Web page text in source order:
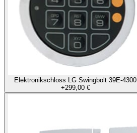
Elektronikschloss LG Swingbolt 39E-4300
+299,00 €